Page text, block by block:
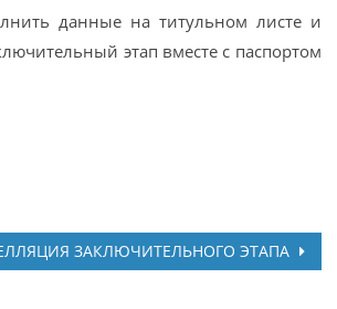
данные на титульном листе и
этап вместе с паспортом
ЗАКЛЮЧИТЕЛЬНОГО ЭТАПА